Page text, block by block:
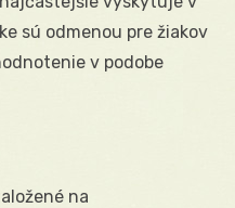
sú odmenou pre žiakov
v podobe
na